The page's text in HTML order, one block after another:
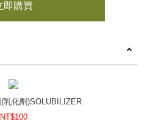
即購買
乳化劑)SOLUBILIZER
NT$100